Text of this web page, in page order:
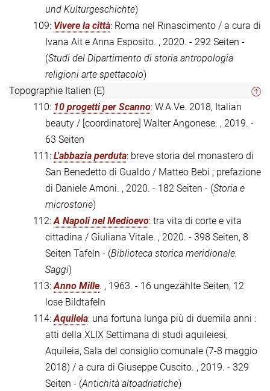
und Kulturgeschichte)
109: Vivere la città: Roma nel Rinascimento / a cura di
Ivana Ait e Anna Esposito. , 2020. - 292 Seiten -
(Studi del Dipartimento di storia antropologia
religioni arte spettacolo)
Topographie Italien (E)
110: 10 progetti per Scanno: W.A.Ve. 2018, Italian
beauty / [coordinatore] Walter Angonese. , 2019. -
63 Seiten
111: L'abbazia perduta: breve storia del monastero di
San Benedetto di Gualdo / Matteo Bebi ; prefazione
di Daniele Amoni. , 2020. - 182 Seiten - (Storia e
microstorie)
112:A Napoli nel Medioevo: tra vita di corte e vita
cittadina / Giuliana Vitale. , 2020. - 398 Seiten, 8
Seiten Tafeln - (Biblioteca storica meridionale.
Saggi)
113:Anno Mille. , 1963. - 16 ungezählte Seiten, 12
lose Bildtafeln
114:Aquileia: una fortuna lunga più di duemila anni :
atti della XLIX Settimana di studi aquileiesi,
Aquileia, Sala del consiglio comunale (7-8 maggio
2018) / a cura di Giuseppe Cuscito. , 2019. - 329
Seiten - (Antichità altoadriatiche)